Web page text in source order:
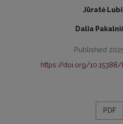
Jūratė
Dalia
Published
https://doi.org/10.15388/
PDF